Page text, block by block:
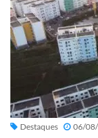
Destaques 06/